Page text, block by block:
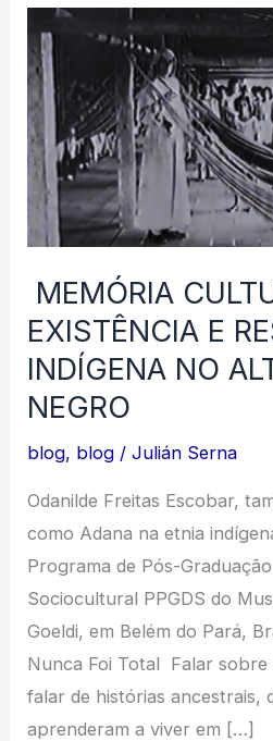
MEMÓRIA
EXISTÊNCIA E
INDÍGENA NO
NEGRO
blog, blog /Julián Serna
Odanilde Freitas Escobar,
como Adana na etnia
Programa de Pós-
Sociocultural PPGDS do
Goeldi, em Belém do Pará,
Nunca Foi Total Falar
falar de histórias ancestrais,
aprenderam a viver em […]